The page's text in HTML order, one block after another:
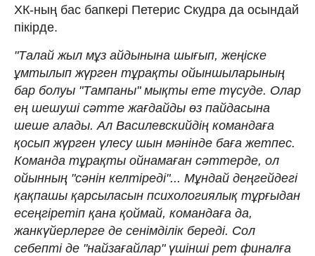
ХК-ның бас бапкері Петерис Скудра да осындай
пікірде.
"Талай жыл мұз айдынына шығып, жеңіске
ұмтылып жүрген тұрақты ойыншыларының
бар болуы "Тампаны" мықты ете түсуде. Олар
ең шешуші сәтте жағдайды өз пайдасына
шеше алады. Ал Василевскийдің командаға
қосып жүрген үлесу шын мәнінде баға жетпес.
Команда тұрақты ойнамаған сәттерде, ол
ойынның "сәнін келтіреді"... Мұндай деңгейдегі
қақпашы қарсыласын психологиялық тұрғыдан
есеңгіретіп қана қоймай, командаға да,
жанкүйерлерге де сенімділік береді. Сол
себепті де "найзағайлар" үшінші рет финалға